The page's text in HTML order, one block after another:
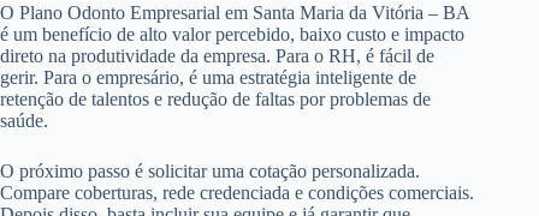
O Plano Odonto Empresarial em Santa Maria da Vitória – BA
é um benefício de alto valor percebido, baixo custo e impacto
direto na produtividade da empresa. Para o RH, é fácil de
gerir. Para o empresário, é uma estratégia inteligente de
retenção de talentos e redução de faltas por problemas de
saúde.
O próximo passo é solicitar uma cotação personalizada.
Compare coberturas, rede credenciada e condições comerciais.